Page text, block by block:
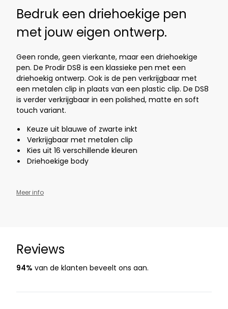
Bedruk een driehoekige pen
met jouw eigen ontwerp.
Geen ronde, geen vierkante, maar een driehoekige
pen. De Prodir DS8 is een klassieke pen met een
driehoekig ontwerp. Ook is de pen verkrijgbaar met
een metalen clip in plaats van een plastic clip. De DS8
is verder verkrijgbaar in een polished, matte en soft
touch variant.
Keuze uit blauwe of zwarte inkt
Verkrijgbaar met metalen clip
Kies uit 16 verschillende kleuren
Driehoekige body
Meer info
Reviews
94% van de klanten beveelt ons aan.